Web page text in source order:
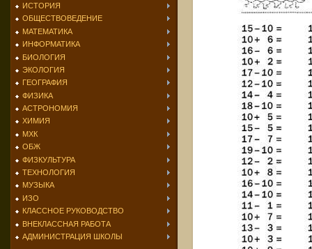
ИСТОРИЯ
ОБЩЕСТВОВЕДЕНИЕ
МАТЕМАТИКА
ИНФОРМАТИКА
БИОЛОГИЯ
ЭКОЛОГИЯ
ГЕОГРАФИЯ
ФИЗИКА
АСТРОНОМИЯ
ХИМИЯ
МХК
ОБЖ
ФИЗКУЛЬТУРА
ТЕХНОЛОГИЯ
МУЗЫКА
ИЗО
КЛАССНОЕ РУКОВОДСТВО
ВНЕКЛАССНАЯ РАБОТА
АДМИНИСТРАЦИЯ ШКОЛЫ